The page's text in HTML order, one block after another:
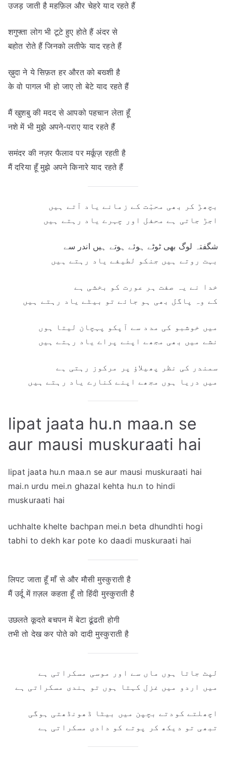
उजड़ जाती है महफ़िल और चेहरे याद रहते हैं
शगुफ्ता लोग भी टूटे हुए होते हैं अंदर से
बहोत रोते हैं जिनको लतीफे याद रहते हैं
ख़ुदा ने ये सिफ़त हर औरत को बख्शी है
के वो पागल भी हो जाए तो बेटे याद रहते हैं
मैं खुशबु की मदद से आपको पहचान लेता हूँ
नशे में भी मुझे अपने-पराए याद रहते हैं
समंदर की नज़र फैलाव पर मर्कूज़ रहती है
मैं दरिया हूँ मुझे अपने किनारे याद रहते हैं
بچھڑ کر بھی محبّت کے زمانے یاد آتے ہیں
اجڑ جاتی ہے محفل اور چہرے یاد رہتے ہیں
شگفتہ لوگ بھی ٹوٹے ہوئے ہوتے ہیں اندر سے
بہت روتے ہیں جنکو لطیفے یاد رہتے ہیں
خدا نے یہ صفت ہر عورت کو بخشی ہے
کے وہ پاگل بھی ہو جائے تو بیٹے یاد رہتے ہیں
میں خوشبو کی مدد سے آپکو پہچان لیتا ہوں
نشے میں بھی مجھے اپنے پراے یاد رہتے ہیں
سمندر کی نظر پھیلاؤ پر مرکوز رہتی ہے
میں دریا ہوں مجھے اپنے کنارے یاد رہتے ہیں
lipat jaata hu.n maa.n se
aur mausi muskuraati hai
lipat jaata hu.n maa.n se aur mausi muskuraati hai
mai.n urdu mei.n ghazal kehta hu.n to hindi
muskuraati hai
uchhalte khelte bachpan mei.n beta dhundhti hogi
tabhi to dekh kar pote ko daadi muskuraati hai
लिपट जाता हूँ माँ से और मौसी मुस्कुराती है
मैं उर्दू में ग़ज़ल कहता हूँ तो हिंदी मुस्कुराती है
उछलते कूदते बचपन में बेटा ढूंढती होगी
तभी तो देख कर पोते को दादी मुस्कुराती है
لپٹ جاتا ہوں ماں سے اور موسی مسکراتی ہے
میں اردو میں غزل کہتا ہوں تو ہندی مسکراتی ہے
اچھلتے کودتے بچپن میں بیٹا ڈھونڈھتی ہوگی
تبھی تو دیکھ کر پوتے کو دادی مسکراتی ہے